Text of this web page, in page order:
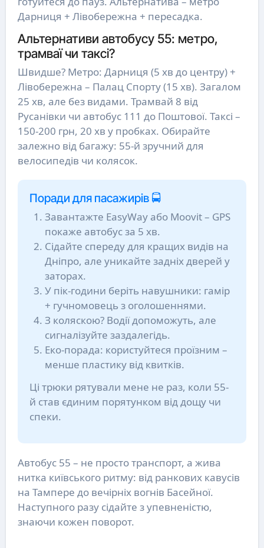
Дарниця + Лівобережна + пересадка.
Альтернативи автобусу 55: метро,
трамваї чи таксі?
Швидше? Метро: Дарниця (5 хв до центру) +
Лівобережна – Палац Спорту (15 хв). Загалом
25 хв, але без видами. Трамвай 8 від
Русанівки чи автобус 111 до Поштової. Таксі –
150-200 грн, 20 хв у пробках. Обирайте
залежно від багажу: 55-й зручний для
велосипедів чи колясок.
Поради для пасажирів 🚍
Завантажте EasyWay або Moovit – GPS
покаже автобус за 5 хв.
Сідайте спереду для кращих видів на
Дніпро, але уникайте задніх дверей у
заторах.
У пік-години беріть навушники: гамір
+ гучномовець з оголошеннями.
З коляскою? Водії допоможуть, але
сигналізуйте заздалегідь.
Еко-порада: користуйтеся проїзним –
менше пластику від квитків.
Ці трюки рятували мене не раз, коли 55-
й став єдиним порятунком від дощу чи
спеки.
Автобус 55 – не просто транспорт, а жива
нитка київського ритму: від ранкових кавусів
на Тампере до вечірніх вогнів Басейної.
Наступного разу сідайте з упевненістю,
знаючи кожен поворот.